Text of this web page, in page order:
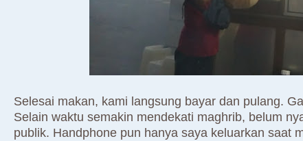
Selesai makan, kami langsung bayar dan pulang.
Selain waktu semakin mendekati maghrib, belum
publik. Handphone pun hanya saya keluarkan saat